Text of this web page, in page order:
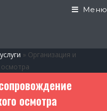
Меню
» Организация и
осмотра